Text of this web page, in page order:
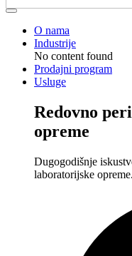
O nama
Industrije
No content found
Prodajni program
Usluge
Redovno
opreme
Dugogodišnje
laboratorijske opreme.